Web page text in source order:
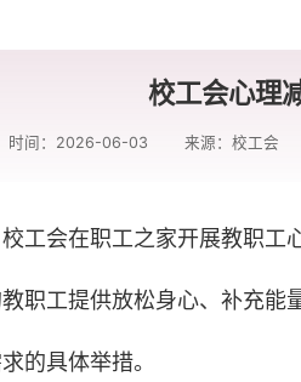
校工会心理
时间：2026-06-03 来源：校工会
工会在职工之家开展教职工
职工提供放松身心、补充能
的具体举措。